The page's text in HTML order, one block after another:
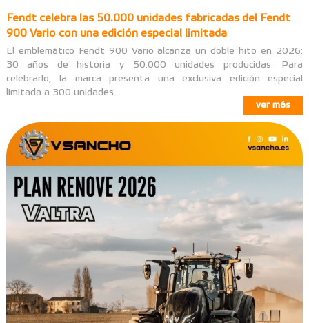
Fendt celebra las 50.000 unidades fabricadas del Fendt
900 Vario con una edición especial limitada
El emblemático Fendt 900 Vario alcanza un doble hito en 2026:
30 años de historia y 50.000 unidades producidas. Para
celebrarlo, la marca presenta una exclusiva edición especial
limitada a 300 unidades.
ver más